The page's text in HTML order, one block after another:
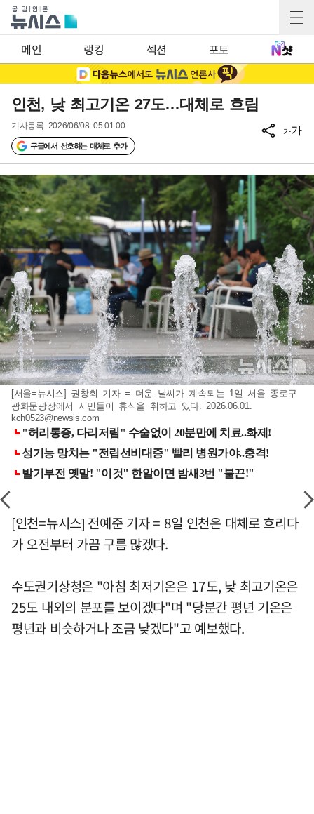
메인 랭킹 섹션 포토
인천, 낮 최고기온 27도…대체로 흐림
기사등록 2026/06/08 05:01:00
구글에서 선호하는 매체로 추가
가가
[서울=뉴시스] 권창회 기자 = 더운 날씨가 계속되는 1일 서울 종로구
광화문광장에서 시민들이 휴식을 취하고 있다. 2026.06.01.
kch0523@newsis.com
[인천=뉴시스] 전예준 기자 = 8일 인천은 대체로 흐리다
가 오전부터 가끔 구름 많겠다.
수도권기상청은 "아침 최저기온은 17도, 낮 최고기온은
25도 내외의 분포를 보이겠다"며 "당분간 평년 기온은
평년과 비슷하거나 조금 낮겠다"고 예보했다.